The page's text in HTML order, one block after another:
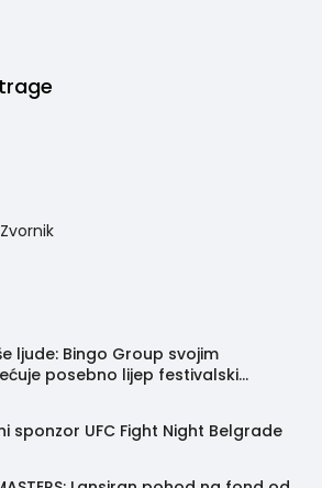
ljude: Bingo Group svojim
posebno lijep festivalski
sponzor UFC Fight Night Belgrade